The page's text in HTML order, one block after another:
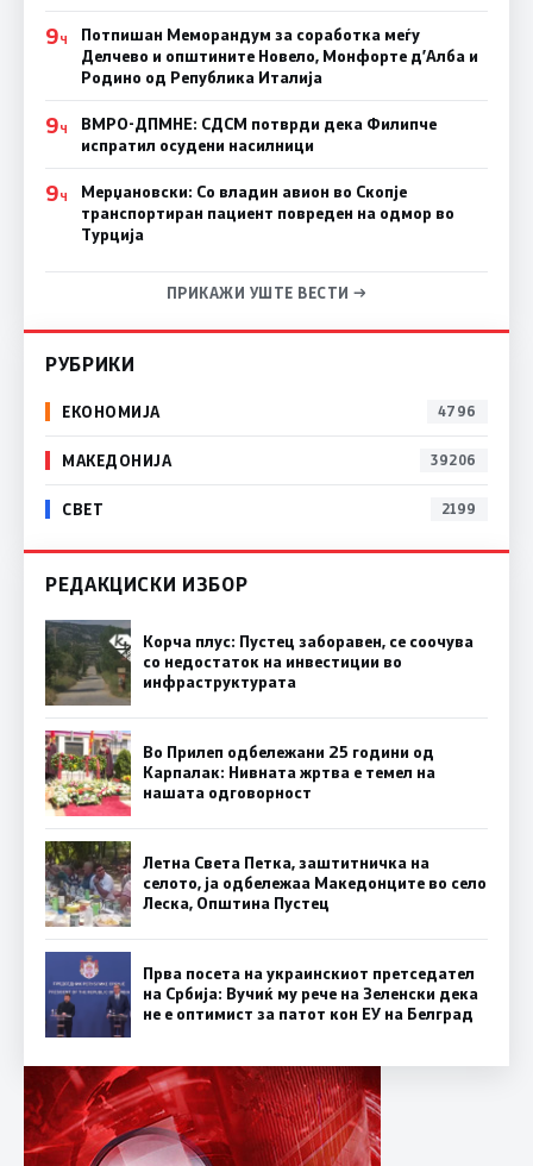
9Ч
Потпишан Меморандум за соработка меѓу
Делчево и општините Новело, Монфорте д’Алба и
Родино од Република Италија
9Ч
ВМРО-ДПМНЕ: СДСM потврди дека Филипче
испратил осудени насилници
9Ч
Мерџановски: Со владин авион во Скопје
транспортиран пациент повреден на одмор во
Турција
ПРИКАЖИ УШТЕ ВЕСТИ →
РУБРИКИ
ЕКОНОМИЈА 4796
МАКЕДОНИЈА 39206
СВЕТ 2199
РЕДАКЦИСКИ ИЗБОР
Корча плус: Пустец заборавен, се соочува
со недостаток на инвестиции во
инфраструктурата
Во Прилеп одбележани 25 години од
Карпалак: Нивната жртва е темел на
нашата одговорност
Летна Света Петка, заштитничка на
селото, ја одбележаа Македонците во село
Леска, Општина Пустец
Прва посета на украинскиот претседател
на Србија: Вучиќ му рече на Зеленски дека
не е оптимист за патот кон ЕУ на Белград